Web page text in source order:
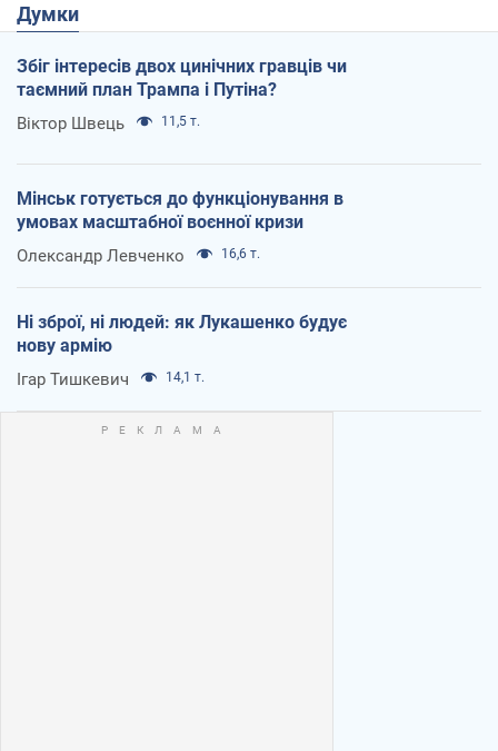
Думки
Збіг інтересів двох цинічних гравців чи
таємний план Трампа і Путіна?
Віктор Швець 11,5 т.
Мінськ готується до функціонування в
умовах масштабної воєнної кризи
Олександр Левченко 16,6 т.
Ні зброї, ні людей: як Лукашенко будує
нову армію
Ігар Тишкевич 14,1 т.